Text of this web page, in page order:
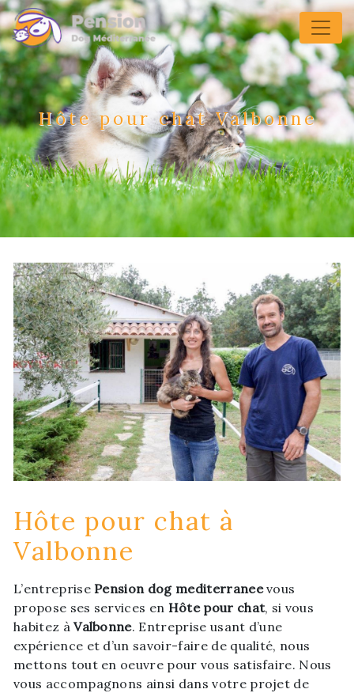
Panneau de gestion des cookies
Hôte pour chat Valbonne
Hôte pour chat à
Valbonne
L’entreprisePension dog mediterraneevous
propose ses services en Hôte pour chat, si vous
habitez àValbonne. Entreprise usant d’une
expérience et d’un savoir-faire de qualité, nous
mettons tout en oeuvre pour vous satisfaire. Nous
vous accompagnons ainsi dans votre projet de